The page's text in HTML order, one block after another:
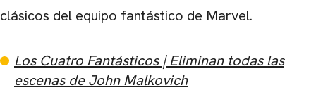
clásicos del equipo fantástico de Marvel.
Los Cuatro Fantásticos | Eliminan todas las
escenas de John Malkovich